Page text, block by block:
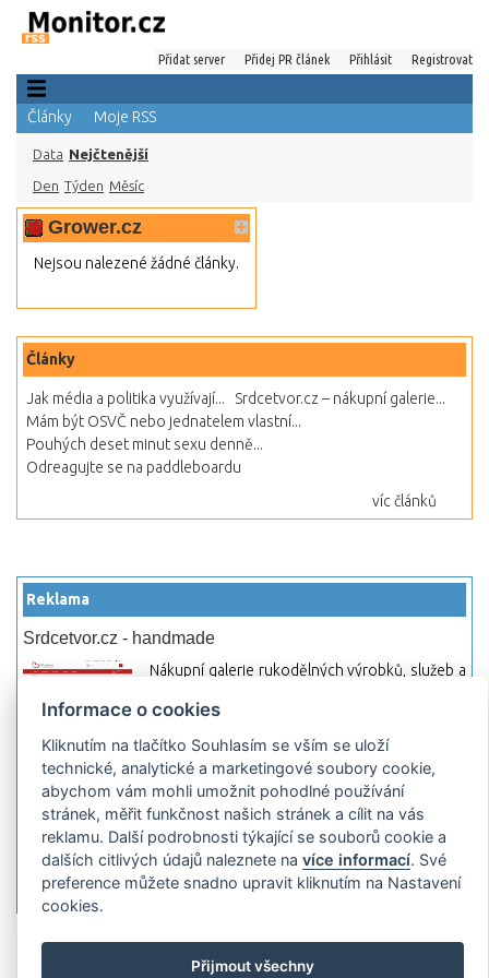
Přidat server Přidej PR článek Přihlásit Registrovat
Články Moje RSS
Data Nejčtenější
Den Týden Měsíc
Grower.cz
Nejsou nalezené žádné články.
Články
Jak média a politika využívají...
Srdcetvor.cz – nákupní galerie...
Mám být OSVČ nebo jednatelem vlastní...
Pouhých deset minut sexu denně...
Odreagujte se na paddleboardu
víc článků
Reklama
Srdcetvor.cz - handmade
Nákupní galerie rukodělných výrobků, služeb a
začít prodávat nebo jen nakupovat.
Hledej-hosting.cz - webhosting, VPS
hosting
Přehled webhostingových, multihosting a VPS
hosting programů s možností jejich
pokročilého vyhledávání a porovnávání.
Najděte si jednoduše vhodný hosting.
Reklama Podmínky používání
Informace o cookies
Kliknutím na tlačítko Souhlasím se vším se uloží
technické, analytické a marketingové soubory cookie,
abychom vám mohli umožnit pohodlné používání
stránek, měřit funkčnost našich stránek a cílit na vás
reklamu. Další podrobnosti týkající se souborů cookie a
dalších citlivých údajů naleznete navíce informací. Své
preference můžete snadno upravit kliknutím na Nastavení
cookies.
Přijmout všechny